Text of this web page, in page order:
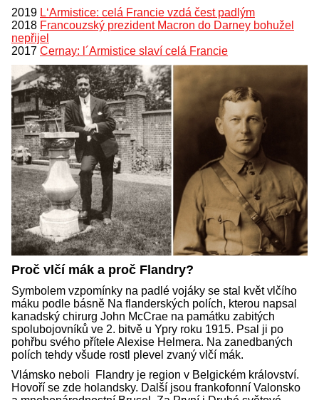
2019 L‘Armistice: celá Francie vzdá čest padlým
2018 Francouzský prezident Macron do Darney bohužel
nepřijel
2017 Cernay: l´Armistice slaví celá Francie
Proč vlčí mák a proč Flandry?
Symbolem vzpomínky na padlé vojáky se stal květ vlčího
máku podle básně Na flanderských polích, kterou napsal
kanadský chirurg John McCrae na památku zabitých
spolubojovníků ve 2. bitvě u Ypry roku 1915. Psal ji po
pohřbu svého přítele Alexise Helmera. Na zanedbaných
polích tehdy všude rostl plevel zvaný vlčí mák.
Vlámsko neboli Flandry je region v Belgickém království.
Hovoří se zde holandsky. Další jsou frankofonní Valonsko